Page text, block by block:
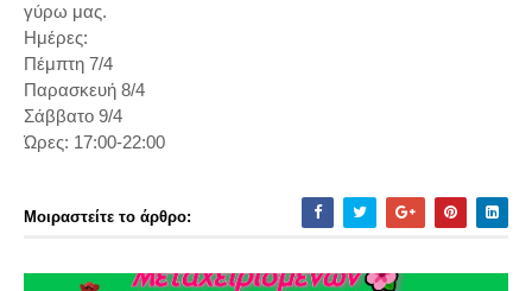
γύρω μας.
Ημέρες:
Πέμπτη 7/4
Παρασκευή 8/4
Σάββατο 9/4
Ώρες: 17:00-22:00
Μοιραστείτε το άρθρο: